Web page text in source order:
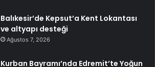
Balıkesir’de Kepsut’a Kent Lokantası
ve altyapı desteği
Ağustos 7, 2026
Kurban Bayramı’nda Edremit’te Yoğun